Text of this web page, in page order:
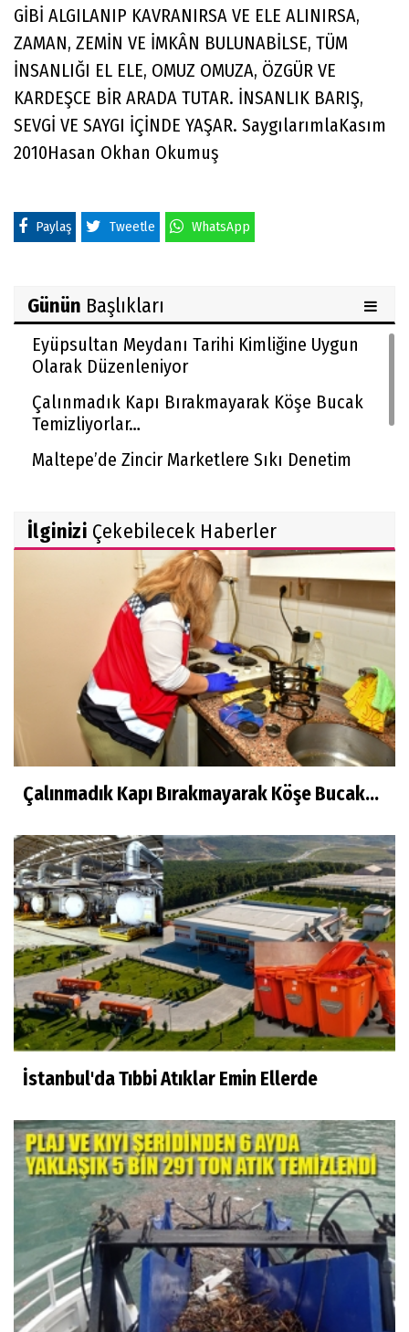
GİBİ ALGILANIP KAVRANIRSA VE ELE ALINIRSA,
ZAMAN, ZEMİN VE İMKÂN BULUNABİLSE, TÜM
İNSANLIĞI EL ELE, OMUZ OMUZA, ÖZGÜR VE
KARDEŞCE BİR ARADA TUTAR. İNSANLIK BARIŞ,
SEVGİ VE SAYGI İÇİNDE YAŞAR. SaygılarımlaKasım
2010Hasan Okhan Okumuş
Paylaş Tweetle WhatsApp
Günün Başlıkları
Eyüpsultan Meydanı Tarihi Kimliğine Uygun
Olarak Düzenleniyor
Çalınmadık Kapı Bırakmayarak Köşe Bucak
Temizliyorlar…
Maltepe’de Zincir Marketlere Sıkı Denetim
Usulsüzlük İddiası!
İlginizi Çekebilecek Haberler
Çalınmadık Kapı Bırakmayarak Köşe Bucak...
İstanbul'da Tıbbi Atıklar Emin Ellerde